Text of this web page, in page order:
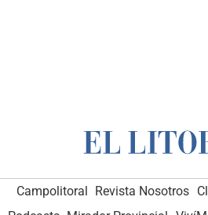
Campolitoral Revista Nosotros